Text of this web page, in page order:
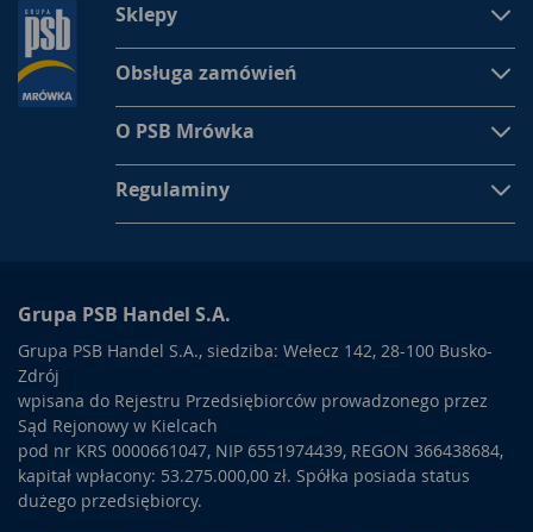
Sklepy
Obsługa zamówień
O PSB Mrówka
Regulaminy
Grupa PSB Handel S.A.
Grupa PSB Handel S.A., siedziba: Wełecz 142, 28-100 Busko-
Zdrój
wpisana do Rejestru Przedsiębiorców prowadzonego przez
Sąd Rejonowy w Kielcach
pod nr KRS 0000661047, NIP 6551974439, REGON 366438684,
kapitał wpłacony: 53.275.000,00 zł. Spółka posiada status
dużego przedsiębiorcy.